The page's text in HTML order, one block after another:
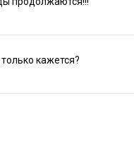
кажется?